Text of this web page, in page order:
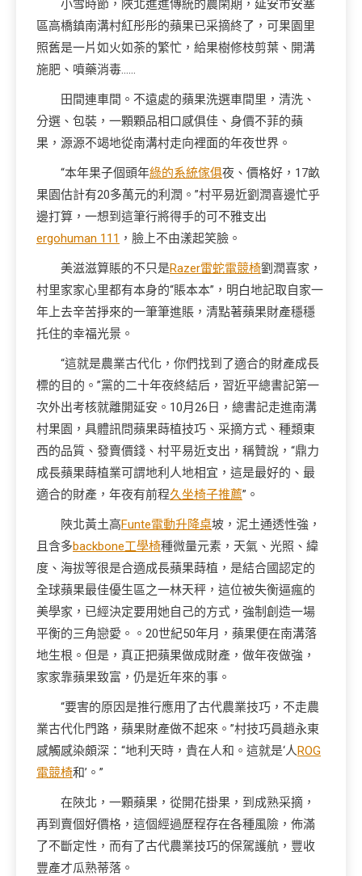
小雪時節，陜北進進傳統的農閑期，延安市安塞
區高橋鎮南溝村紅彤彤的蘋果已采摘終了，可果園里
照舊是一片如火如荼的繁忙，給果樹修枝剪葉、開溝
施肥、噴藥消毒……
田間連車間。不遠處的蘋果洗選車間里，清洗、
分選、包裝，一顆顆品相口感俱佳、身價不菲的蘋
果，源源不竭地從南溝村走向裡面的年夜世界。
“本年果子個頭年綠的系統傢俱夜、價格好，17畝
果園估計有20多萬元的利潤。”村平易近劉潤喜邊忙乎
邊打算，一想到這筆行將得手的可不雅支出
ergohuman 111 ，臉上不由漾起笑臉。
美滋滋算賬的不只是Razer雷蛇電競椅劉潤喜家，
村里家家心里都有本身的“賬本本”，明白地記取自家一
年上去辛苦掙來的一筆筆進賬，清點著蘋果財產穩穩
托住的幸福光景。
“這就是農業古代化，你們找到了適合的財產成長
標的目的。”黨的二十年夜終結后，習近平總書記第一
次外出考核就離開延安。10月26日，總書記走進南溝
村果園，具體訊問蘋果蒔植技巧、采摘方式、種類東
西的品質、發賣價錢、村平易近支出，稱贊說，“鼎力
成長蘋果蒔植業可謂地利人地相宜，這是最好的、最
適合的財產，年夜有前程久坐椅子推薦”。
陜北黃土高Funte電動升降桌坡，泥土通透性強，
且含多backbone工學椅種微量元素，天氣、光照、緯
度、海拔等很是合適成長蘋果蒔植，是結合國認定的
全球蘋果最佳優生區之一林天秤，這位被失衡逼瘋的
美學家，已經決定要用她自己的方式，強制創造一場
平衡的三角戀愛。。20世紀50年月，蘋果便在南溝落
地生根。但是，真正把蘋果做成財產，做年夜做強，
家家靠蘋果致富，仍是近年來的事。
“要害的原因是推行應用了古代農業技巧，不走農
業古代化門路，蘋果財產做不起來。”村技巧員趙永東
感觸感染頗深：“地利天時，貴在人和。這就是‘人ROG
電競椅和’。”
在陜北，一顆蘋果，從開花掛果，到成熟采摘，
再到賣個好價格，這個經過歷程存在各種風險，佈滿
了不斷定性，而有了古代農業技巧的保駕護航，豐收
豐產才瓜熟蒂落。